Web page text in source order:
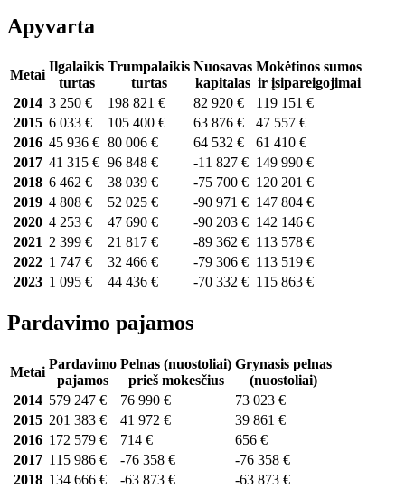
Apyvarta
Metai
Ilgalaikis
turtas
Trumpalaikis
turtas
Nuosavas
kapitalas
Mokėtinos sumos
ir įsipareigojimai
2014 3 250 € 198 821 € 82 920 €
119 151 €
2015 6 033 € 105 400 € 63 876 €
47 557 €
2016 45 936 € 80 006 € 64 532 €
61 410 €
2017 41 315 € 96 848 € -11 827 € 149 990 €
2018 6 462 € 38 039 € -75 700 € 120 201 €
2019 4 808 € 52 025 € -90 971 € 147 804 €
2020 4 253 € 47 690 € -90 203 € 142 146 €
2021 2 399 € 21 817 € -89 362 € 113 578 €
2022 1 747 € 32 466 € -79 306 € 113 519 €
2023 1 095 € 44 436 € -70 332 € 115 863 €
Pardavimo pajamos
Metai
Pardavimo
pajamos
Pelnas (nuostoliai)
prieš mokesčius
Grynasis pelnas
(nuostoliai)
2014 579 247 € 76 990 €
73 023 €
2015 201 383 € 41 972 €
39 861 €
2016 172 579 € 714 €
656 €
2017 115 986 € -76 358 €
-76 358 €
2018 134 666 € -63 873 €
-63 873 €